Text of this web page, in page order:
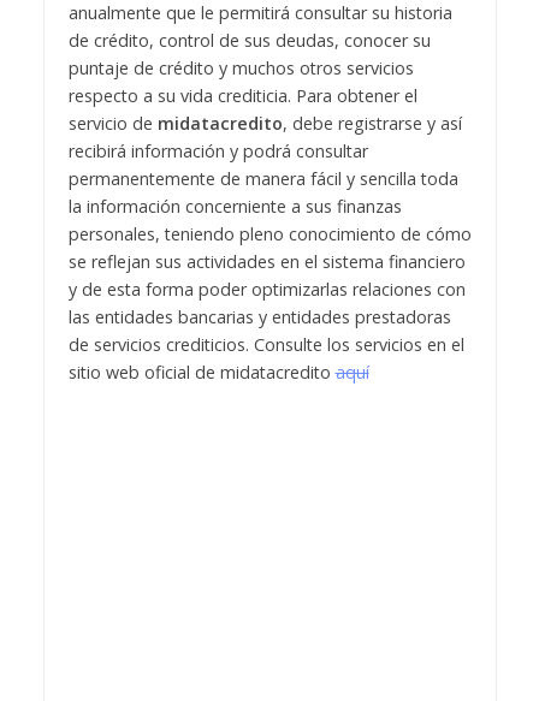
anualmente que le permitirá consultar su historia
de crédito, control de sus deudas, conocer su
puntaje de crédito y muchos otros servicios
respecto a su vida crediticia. Para obtener el
servicio de midatacredito, debe registrarse y así
recibirá información y podrá consultar
permanentemente de manera fácil y sencilla toda
la información concerniente a sus finanzas
personales, teniendo pleno conocimiento de cómo
se reflejan sus actividades en el sistema financiero
y de esta forma poder optimizarlas relaciones con
las entidades bancarias y entidades prestadoras
de servicios crediticios. Consulte los servicios en el
sitio web oficial de midatacreditoaquí